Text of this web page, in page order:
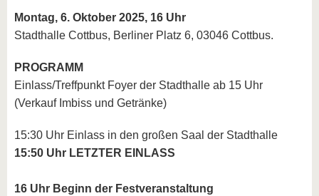
Montag, 6. Oktober 2025, 16 Uhr
Stadthalle Cottbus, Berliner Platz 6, 03046 Cottbus.
PROGRAMM
Einlass/Treffpunkt Foyer der Stadthalle ab 15 Uhr
(Verkauf Imbiss und Getränke)
15:30 Uhr Einlass in den großen Saal der Stadthalle
15:50 Uhr LETZTER EINLASS
16 Uhr Beginn der Festveranstaltung